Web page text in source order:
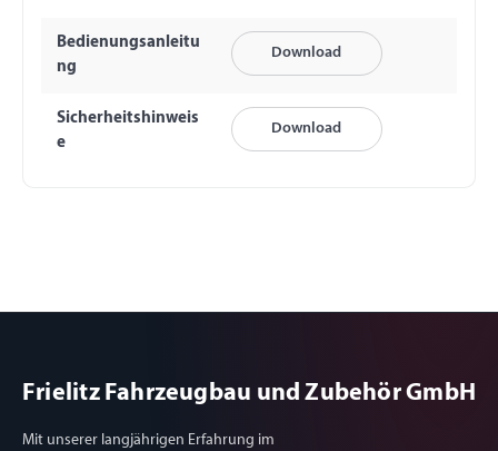
Bedienungsanleitu
ng
Download
Sicherheitshinweis
e
Download
Frielitz Fahrzeugbau und Zubehör GmbH
Mit unserer langjährigen Erfahrung im